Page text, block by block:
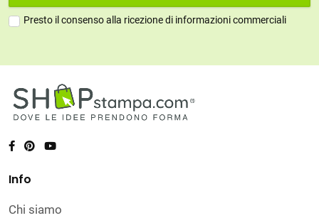
Presto il consenso alla ricezione di informazioni commerciali
Info
Chi siamo